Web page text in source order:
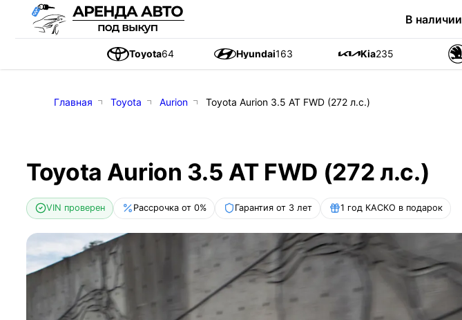
В наличии
Toyota64 Hyundai163 Kia235
Главная Toyota Aurion Toyota Aurion 3.5 AT FWD (272 л.с.)
Toyota Aurion 3.5 AT FWD (272 л.с.)
VIN проверен Рассрочка от 0% Гарантия от 3 лет 1 год КАСКО в подарок